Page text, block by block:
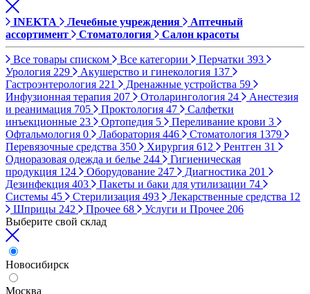
INEKTA Лечебные учреждения
Аптечный
ассортимент
Стоматология Салон красоты
Все товары списком Все категории Перчатки 393
Урология 229 Акушерство и гинекология 137
Гастроэнтерология 221 Дренажные устройства 59
Инфузионная терапия 207 Отоларингология 24
Анестезия
и реанимация 705 Проктология 47
Салфетки
инъекционные 23 Ортопедия 5 Переливание крови 3
Офтальмология 0 Лаборатория 446 Стоматология 1379
Перевязочные средства 350 Хирургия 612 Рентген 31
Одноразовая одежда и белье 244
Гигиеническая
продукция 124 Оборудование 247 Диагностика 201
Дезинфекция 403 Пакеты и баки для утилизации 74
Системы 45 Стерилизация 493 Лекарственные средства 12
Шприцы 242 Прочее 68 Услуги и Прочее 206
Выберите свой склад
Новосибирск
Москва